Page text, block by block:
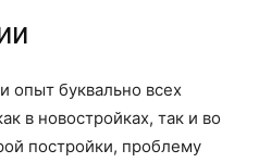
опыт буквально всех
в новостройках, так и во
постройки, проблему